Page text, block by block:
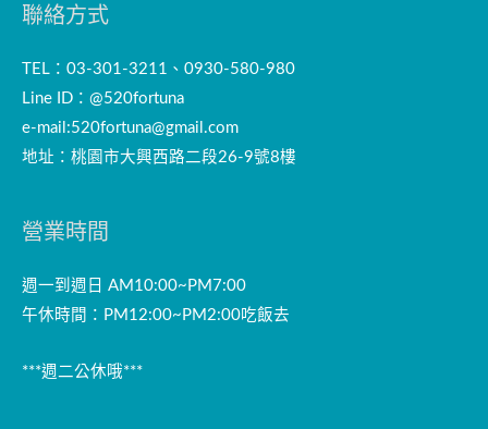
聯絡方式
TEL：03-301-3211、0930-580-980
Line ID：@520fortuna
e-mail:520fortuna@gmail.com
地址：桃園市大興西路二段26-9號8樓
營業時間
週一到週日 AM10:00~PM7:00
午休時間：PM12:00~PM2:00吃飯去
***週二公休哦***